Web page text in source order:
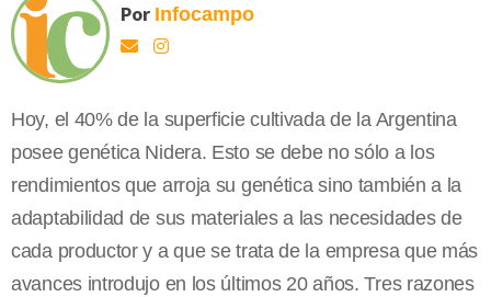
Por Infocampo
Hoy, el 40% de la superficie cultivada de la Argentina
posee genética Nidera. Esto se debe no sólo a los
rendimientos que arroja su genética sino también a la
adaptabilidad de sus materiales a las necesidades de
cada productor y a que se trata de la empresa que más
avances introdujo en los últimos 20 años. Tres razones